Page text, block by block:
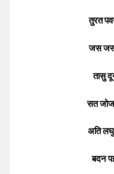
तुरत
जस जस
तासु
सत
अति
बदन